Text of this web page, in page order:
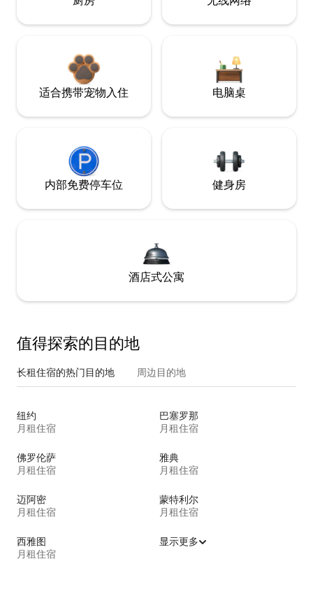
适合携带宠物入住 电脑桌
内部免费停车位 健身房
酒店式公寓
值得探索的目的地
长租住宿的热门目的地 周边目的地
纽约
月租住宿
巴塞罗那
月租住宿
佛罗伦萨
月租住宿
雅典
月租住宿
迈阿密
月租住宿
蒙特利尔
月租住宿
西雅图
月租住宿
显示更多